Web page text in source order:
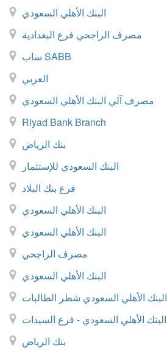
البنك الأهلي السعودي
مصرف الراجحي فرع البغدادية
ساب SABB
العربي
مصرف آلي البنك الأهلي السعودي
Riyad Bank Branch
بنك الرياض
البنك السعودي للإستثمار
فرع بنك البلاد
البنك الأهلي السعودي
البنك الأهلي السعودي
مصرف الراجحي
البنك الأهلي السعودي
البنك الأهلي السعودي شطر الطالبات
البنك الأهلي السعودي - فرع السيدات
بنك الرياض